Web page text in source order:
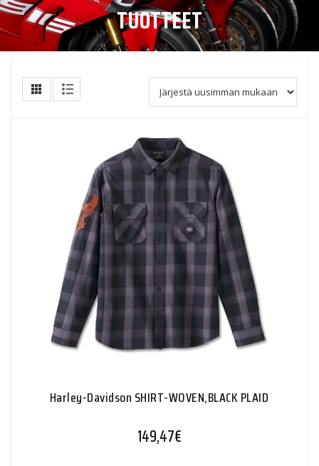
TUOTTEET
Harley-Davidson SHIRT-WOVEN,BLACK PLAID
149,47€